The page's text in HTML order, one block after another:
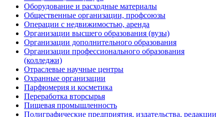
Оборудование и расходные материалы
Общественные организации, профсоюзы
Операции с недвижимостью, аренда
Организации высшего образования (вузы)
Организации дополнительного образования
Организации профессионального образования
(колледжи)
Отраслевые научные центры
Охранные организации
Парфюмерия и косметика
Переработка вторсырья
Пищевая промышленность
Полиграфические предприятия, издательства, редакции